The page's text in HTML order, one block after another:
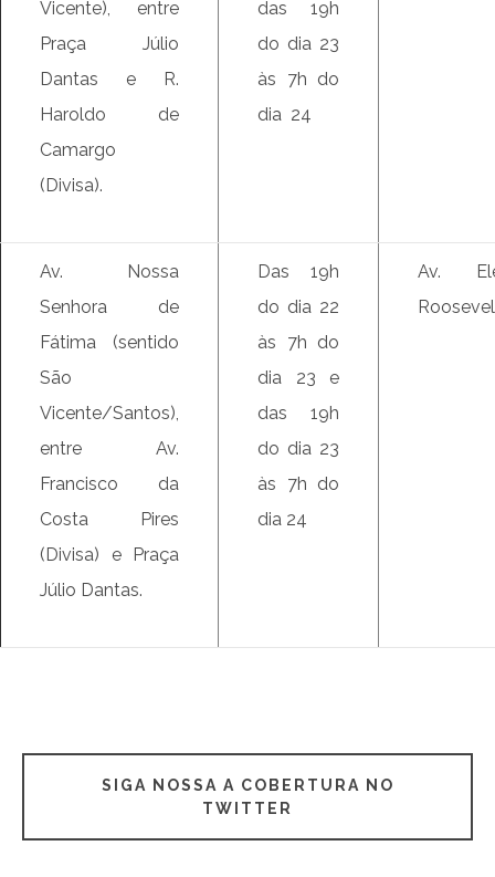
Vicente), entre
Praça Júlio
Dantas e R.
Haroldo de
Camargo
(Divisa).
das 19h
do dia 23
às 7h do
dia 24
Av. Nossa
Senhora de
Fátima (sentido
São
Vicente/Santos),
entre Av.
Francisco da
Costa Pires
(Divisa) e Praça
Júlio Dantas.
Das 19h
do dia 22
às 7h do
dia 23 e
das 19h
do dia 23
às 7h do
dia 24
Av.
SIGA NOSSA A COBERTURA NO
TWITTER